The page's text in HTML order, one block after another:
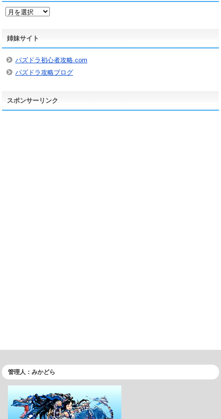
ア
カ
イ
ブ
姉妹サイト
パズドラ初心者攻略.com
パズドラ攻略ブログ
スポンサーリンク
管理人：みかどら